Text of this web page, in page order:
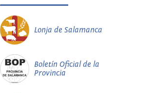
Lonja de Salamanca
Boletín Oficial de la
Provincia